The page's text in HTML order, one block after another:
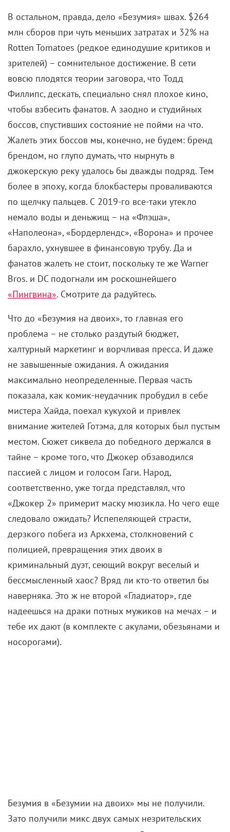
В остальном, правда, дело «Безумия» швах. $264
млн сборов при чуть меньших затратах и 32% на
Rotten Tomatoes (редкое единодушие критиков и
зрителей) – сомнительное достижение. В сети
вовсю плодятся теории заговора, что Тодд
Филлипс, дескать, специально снял плохое кино,
чтобы взбесить фанатов. А заодно и студийных
боссов, спустивших состояние не пойми на что.
Жалеть этих боссов мы, конечно, не будем: бренд
брендом, но глупо думать, что нырнуть в
джокерскую реку удалось бы дважды подряд. Тем
более в эпоху, когда блокбастеры проваливаются
по щелчку пальцев. С 2019-го все-таки утекло
немало воды и деньжищ – на «Флэша»,
«Наполеона», «Бордерлендс», «Ворона» и прочее
барахло, ухнувшее в финансовую трубу. Да и
фанатов жалеть не стоит, поскольку те же Warner
Bros. и DC подогнали им роскошнейшего
«Пингвина». Смотрите да радуйтесь.
Что до «Безумия на двоих», то главная его
проблема – не столько раздутый бюджет,
халтурный маркетинг и ворчливая пресса. И даже
не завышенные ожидания. А ожидания
максимально неопределенные. Первая часть
показала, как комик-неудачник пробудил в себе
мистера Хайда, поехал кукухой и привлек
внимание жителей Готэма, для которых был пустым
местом. Сюжет сиквела до победного держался в
тайне – кроме того, что Джокер обзаводился
пассией с лицом и голосом Гаги. Народ,
соответственно, уже тогда представлял, что
«Джокер 2» примерит маску мюзикла. Но чего еще
следовало ожидать? Испепеляющей страсти,
дерзкого побега из Аркхема, столкновений с
полицией, превращения этих двоих в
криминальный дуэт, сеющий вокруг веселый и
бессмысленный хаос? Вряд ли кто-то ответил бы
наверняка. Это ж не второй «Гладиатор», где
надеешься на драки потных мужиков на мечах – и
тебе их дают (в комплекте с акулами, обезьянами и
носорогами).
Безумия в «Безумии на двоих» мы не получили.
Зато получили микс двух самых незрительских